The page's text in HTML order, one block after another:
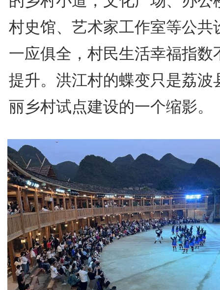
村史馆、艺术家工作室等公共
一应俱全，村民生活幸福指数
提升。洪江村的蝶变只是荔波
丽乡村试点建设的一个缩影。